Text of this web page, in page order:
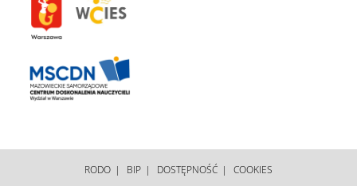
RODO BIP DOSTĘPNOŚĆ COOKIES